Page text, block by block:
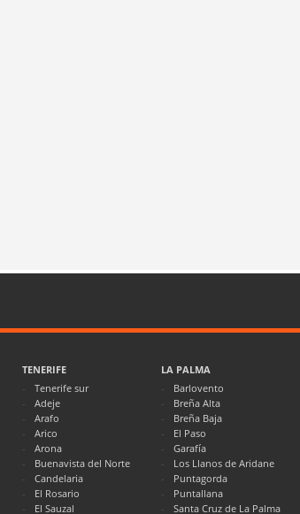
TENERIFE
Tenerife sur
Adeje
Arafo
Arico
Arona
Buenavista del Norte
Candelaria
El Rosario
El Sauzal
LA PALMA
Barlovento
Breña Alta
Breña Baja
El Paso
Garafía
Los Llanos de Aridane
Puntagorda
Puntallana
Santa Cruz de La Palma